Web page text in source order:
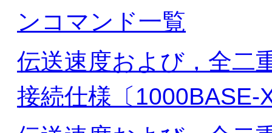
ンコマンド一覧
伝送速度および，全二
接続仕様〔1000BASE-